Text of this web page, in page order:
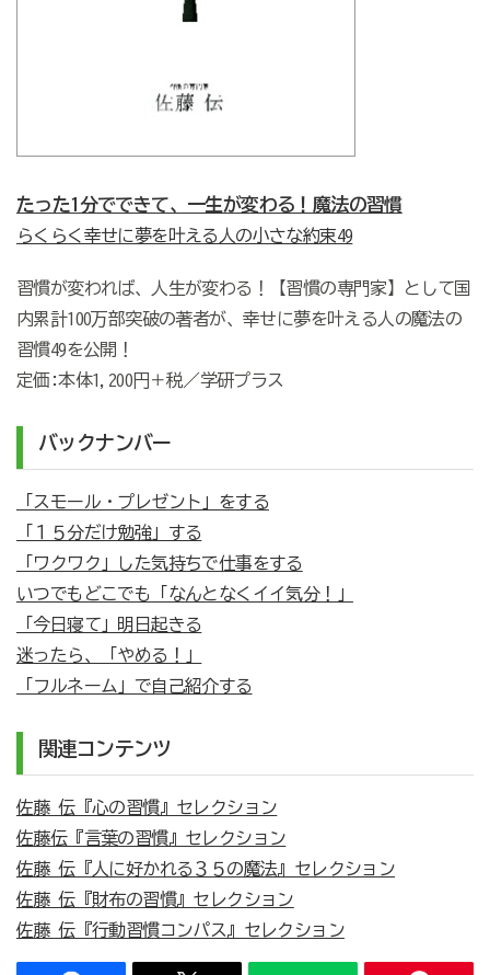
たった1分でできて、一生が変わる！魔法の習慣
らくらく幸せに夢を叶える人の小さな約束49
習慣が変われば、人生が変わる！【習慣の専門家】として国
内累計100万部突破の著者が、幸せに夢を叶える人の魔法の
習慣49を公開！
定価:本体1,200円＋税／学研プラス
バックナンバー
「スモール・プレゼント」をする
「１５分だけ勉強」する
「ワクワク」した気持ちで仕事をする
いつでもどこでも「なんとなくイイ気分！」
「今日寝て」明日起きる
迷ったら、「やめる！」
「フルネーム」で自己紹介する
関連コンテンツ
佐藤 伝『心の習慣』セレクション
佐藤伝『言葉の習慣』セレクション
佐藤 伝『人に好かれる３５の魔法』セレクション
佐藤 伝『財布の習慣』セレクション
佐藤 伝『行動習慣コンパス』セレクション